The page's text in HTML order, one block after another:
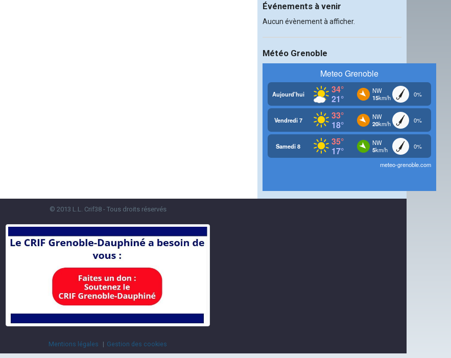
Événements à venir
Aucun évènement à afficher.
Météo Grenoble
© 2013 L.L. Crif38 - Tous droits réservés
Mentions légales Gestion des cookies